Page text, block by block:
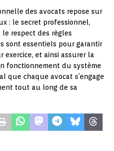
des avocats repose sur
: le secret professionnel,
respect des règles
sont essentiels pour garantir
et ainsi assurer la
fonctionnement du système
que chaque avocat s’engage
tout au long de sa